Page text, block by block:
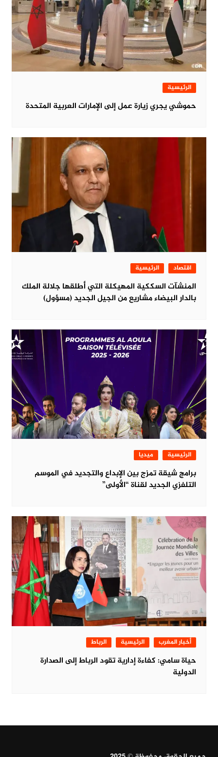
الرئيسية
حموشي يجري زيارة عمل إلى الإمارات العربية المتحدة
اقتصاد الرئيسية
المنشآت السككية المهيكلة التي أطلقها جلالة الملك
بالدار البيضاء مشاريع من الجيل الجديد (مسؤول)
الرئيسية ميديا
برامج شيقة تمزج بين الإبداع والتجديد في الموسم
التلفزي الجديد لقناة “الأولى”
أخبار المغرب الرئيسية الرباط
حياة سامي: كفاءة إدارية تقود الرباط إلى الصدارة
الدولية